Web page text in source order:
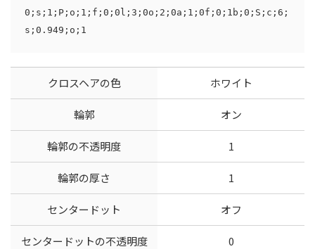
0;s;1;P;o;1;f;0;0l;3;0o;2;0a;1;0f;0;1b;0;S;c;6;
s;0.949;o;1
クロスヘアの色 ホワイト
輪郭 オン
輪郭の不透明度 1
輪郭の厚さ 1
センタードット オフ
センタードットの不透明度 0